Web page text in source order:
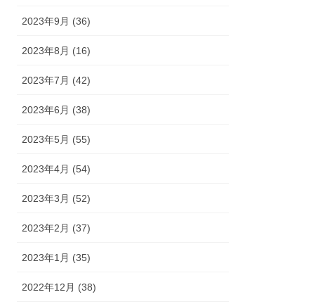
2023年9月 (36)
2023年8月 (16)
2023年7月 (42)
2023年6月 (38)
2023年5月 (55)
2023年4月 (54)
2023年3月 (52)
2023年2月 (37)
2023年1月 (35)
2022年12月 (38)